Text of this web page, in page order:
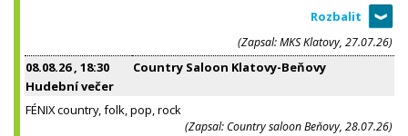
(Zapsal: MKS Klatovy, 27.07.26)
08.08.26, 18:30
Country Saloon Klatovy-Beňovy
Hudební večer
FÉNIX country, folk, pop, rock
(Zapsal: Country saloon Beňovy, 28.07.26)